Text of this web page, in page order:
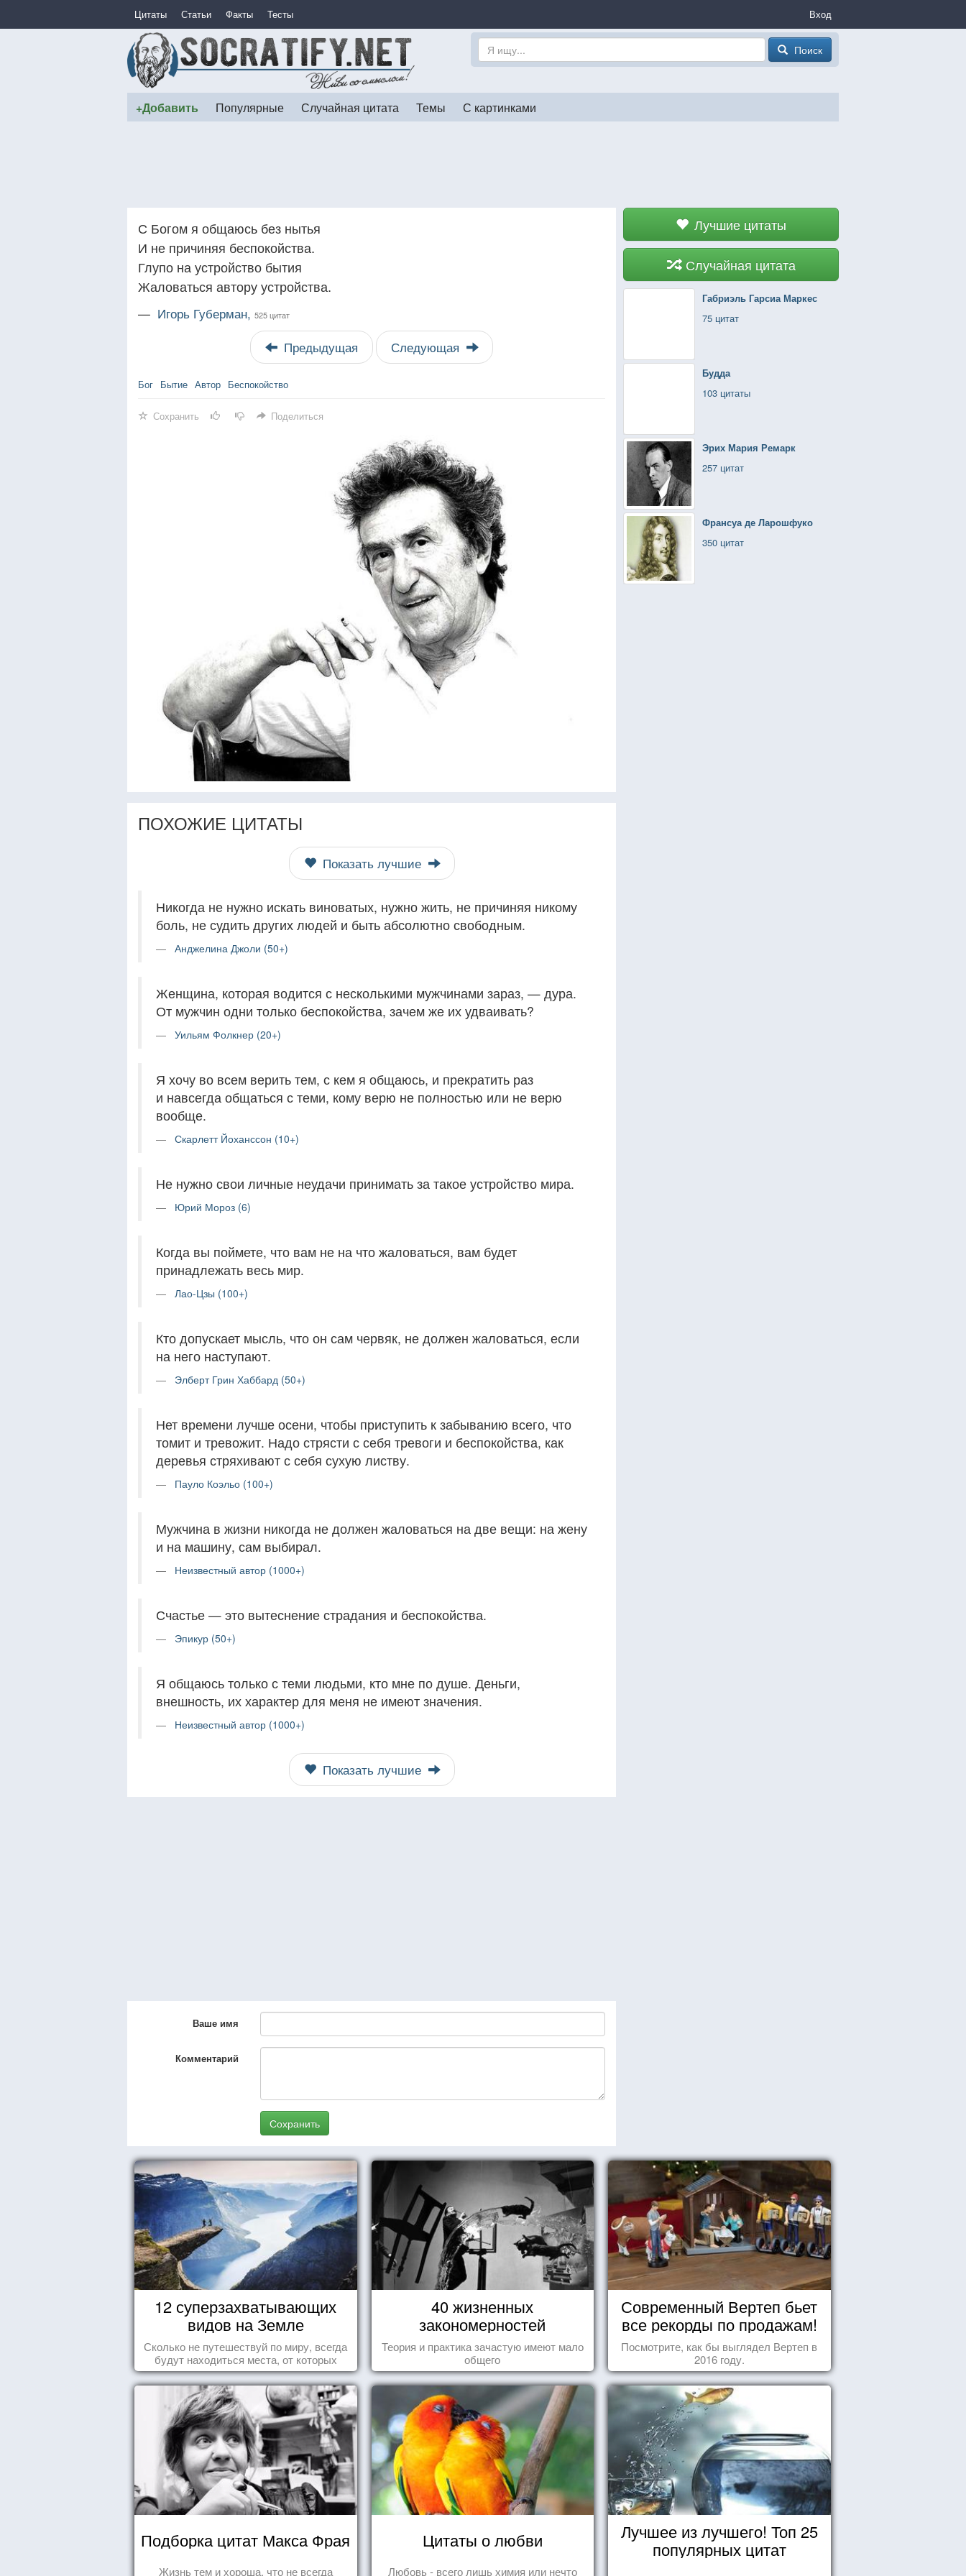
Цитаты Статьи Факты Тесты Вход
Поиск
+Добавить Популярные Случайная цитата Темы С картинками
Лучшие цитаты
Случайная цитата
Габриэль Гарсиа Маркес
75 цитат
Будда
103 цитаты
Эрих Мария Ремарк
257 цитат
Франсуа де Ларошфуко
350 цитат
С Богом я общаюсь без нытья
И не причиняя беспокойства.
Глупо на устройство бытия
Жаловаться автору устройства.
— Игорь Губерман, 525 цитат
Предыдущая Следующая
Бог Бытие Автор Беспокойство
Сохранить Поделиться
ПОХОЖИЕ ЦИТАТЫ
Показать лучшие
Никогда не нужно искать виноватых, нужно жить, не причиняя никому
боль, не судить других людей и быть абсолютно свободным.
Анджелина Джоли (50+)
Женщина, которая водится с несколькими мужчинами зараз, — дура.
От мужчин одни только беспокойства, зачем же их удваивать?
Уильям Фолкнер (20+)
Я хочу во всем верить тем, с кем я общаюсь, и прекратить раз
и навсегда общаться с теми, кому верю не полностью или не верю
вообще.
Скарлетт Йоханссон (10+)
Не нужно свои личные неудачи принимать за такое устройство мира.
Юрий Мороз (6)
Когда вы поймете, что вам не на что жаловаться, вам будет
принадлежать весь мир.
Лао-Цзы (100+)
Кто допускает мысль, что он сам червяк, не должен жаловаться, если
на него наступают.
Элберт Грин Хаббард (50+)
Нет времени лучше осени, чтобы приступить к забыванию всего, что
томит и тревожит. Надо стрясти с себя тревоги и беспокойства, как
деревья стряхивают с себя сухую листву.
Пауло Коэльо (100+)
Мужчина в жизни никогда не должен жаловаться на две вещи: на жену
и на машину, сам выбирал.
Неизвестный автор (1000+)
Счастье — это вытеснение страдания и беспокойства.
Эпикур (50+)
Я общаюсь только с теми людьми, кто мне по душе. Деньги,
внешность, их характер для меня не имеют значения.
Неизвестный автор (1000+)
Показать лучшие
Ваше имя
Комментарий
Сохранить
12 суперзахватывающих
видов на Земле
Сколько не путешествуй по миру, всегда
будут находиться места, от которых
перехватывает дух и кружится голова...
40 жизненных
закономерностей
Теория и практика зачастую имеют мало
общего
Современный Вертеп бьет
все рекорды по продажам!
Посмотрите, как бы выглядел Вертеп в
2016 году.
Подборка цитат Макса Фрая
Жизнь тем и хороша, что не всегда
Цитаты о любви
Любовь - всего лишь химия или нечто
Лучшее из лучшего! Топ 25
популярных цитат